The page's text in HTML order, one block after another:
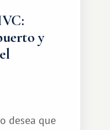
y
desea que